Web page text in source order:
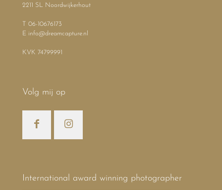
2211 SL Noordwijkerhout
T 06-10676173
E info@dreamcapture.nl
KVK 74799991
Volg mij op
International award winning photographer